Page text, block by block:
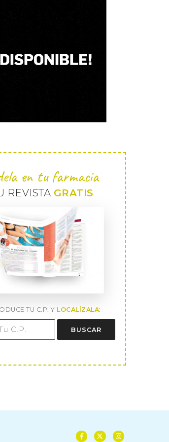
en tu farmacia
REVISTA GRATIS
TU C.P. Y LOCALÍZALA:
BUSCAR